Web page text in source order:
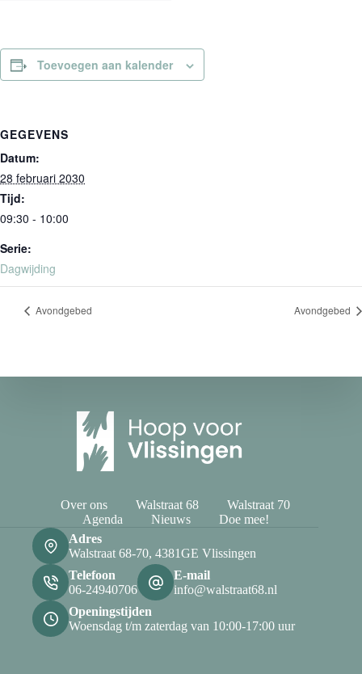
Toevoegen aan kalender
GEGEVENS
Datum:
28 februari 2030
Tijd:
09:30 - 10:00
Serie:
Dagwijding
Avondgebed Avondgebed
Over ons Walstraat 68
Walstraat 70
Agenda
Nieuws
Doe mee!
Adres
Walstraat 68-70, 4381GE Vlissingen
Telefoon
06-24940706
E-mail
info@walstraat68.nl
Openingstijden
Woensdag t/m zaterdag van 10:00-17:00 uur